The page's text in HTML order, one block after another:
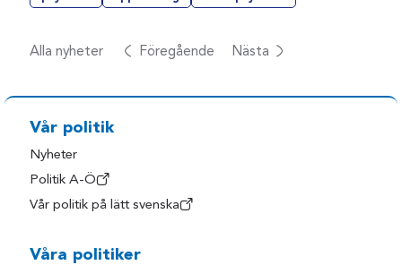
Alla nyheter Föregående Nästa
Vår politik
Nyheter
Politik A-Ö
Vår politik på lätt svenska
Våra politiker